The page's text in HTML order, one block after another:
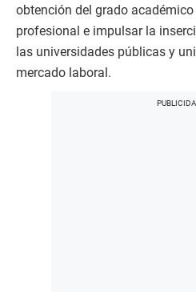
obtención del grado
profesional e impulsar la
las universidades públicas y
mercado laboral.